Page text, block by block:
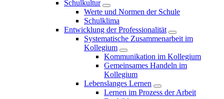
Schulkultur
Werte und Normen der Schule
Schulklima
Entwicklung der Professionalität
Systematische Zusammenarbeit im
Kollegium
Kommunikation im Kollegium
Gemeinsames Handeln im
Kollegium
Lebenslanges Lernen
Lernen im Prozess der Arbeit